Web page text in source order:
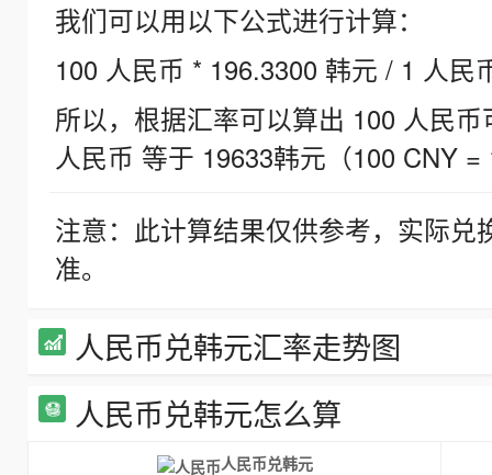
我们可以用以下公式进行计算：
100 人民币 * 196.3300 韩元 / 1 人民
所以，根据汇率可以算出 100 人民
人民币 等于 19633韩元（100 CNY =
注意：此计算结果仅供参考，实际
准。
人民币兑韩元汇率走势图
人民币兑韩元怎么算
人民币兑韩元